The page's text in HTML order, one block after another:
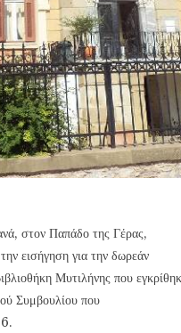
στον Παπάδο της Γέρας,
εισήγηση για την δωρεάν
Μυτιλήνης που
Συμβουλίου που